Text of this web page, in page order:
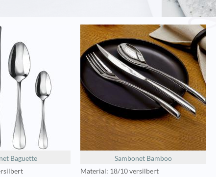
Baguette
Sambonet Bamboo
Material: 18/10 versilbert